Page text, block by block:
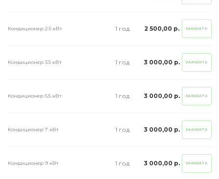
Кондиционер 2.5 кВт 1 год 2 500,00 р. ЗАКАЗАТЬ
Кондиционер 3.5 кВт 1 год 3 000,00 р. ЗАКАЗАТЬ
Кондиционер 5.5 кВт 1 год 3 000,00 р. ЗАКАЗАТЬ
Кондиционер 7 кВт 1 год 3 000,00 р. ЗАКАЗАТЬ
Кондиционер 9 кВт 1 год 3 000,00 р. ЗАКАЗАТЬ